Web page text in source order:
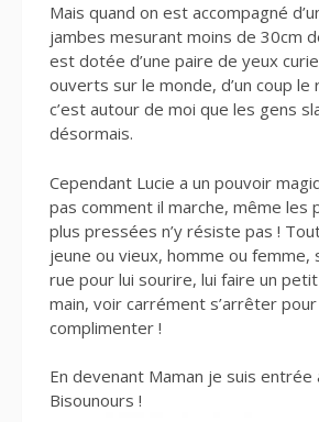
Mais quand on est accompagné
jambes mesurant moins de 30cm
est dotée d’une paire de yeux
ouverts sur le monde, d’un coup
c’est autour de moi que les gens
désormais.
Cependant Lucie a un pouvoir
pas comment il marche, même les
plus pressées n’y résiste pas !
jeune ou vieux, homme ou femme,
rue pour lui sourire, lui faire un
main, voir carrément s’arrêter
complimenter !
En devenant Maman je suis entrée
Bisounours !